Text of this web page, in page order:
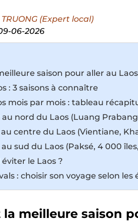
(Expert local)
06-2026
saison pour aller au
: 3 saisons à connaître
mois par mois : tableau
nord du Laos (Luang
centre du Laos (Vientiane,
sud du Laos (Paksé, 4 000
le Laos ?
: choisir son voyage selon les
la meilleure saison